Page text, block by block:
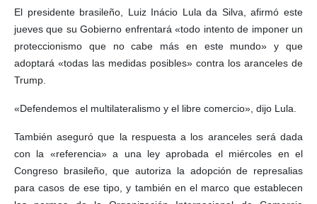
El presidente brasileño, Luiz Inácio Lula da Silva, afirmó este
jueves que su Gobierno enfrentará «todo intento de imponer un
proteccionismo que no cabe más en este mundo» y que
adoptará «todas las medidas posibles» contra los aranceles de
Trump.
«Defendemos el multilateralismo y el libre comercio», dijo Lula.
También aseguró que la respuesta a los aranceles será dada
con la «referencia» a una ley aprobada el miércoles en el
Congreso brasileño, que autoriza la adopción de represalias
para casos de ese tipo, y también en el marco que establecen